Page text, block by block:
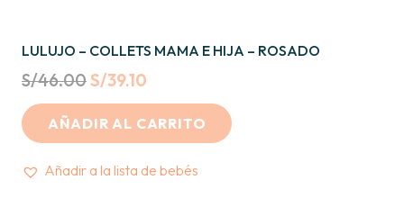
LULUJO – COLLETS MAMA E HIJA – ROSADO
S/46.00Original
price
was:
S/46.00.
S/39.10
price
is:
S/39.10.
AÑADIR AL CARRITO
Añadir a la lista de bebés